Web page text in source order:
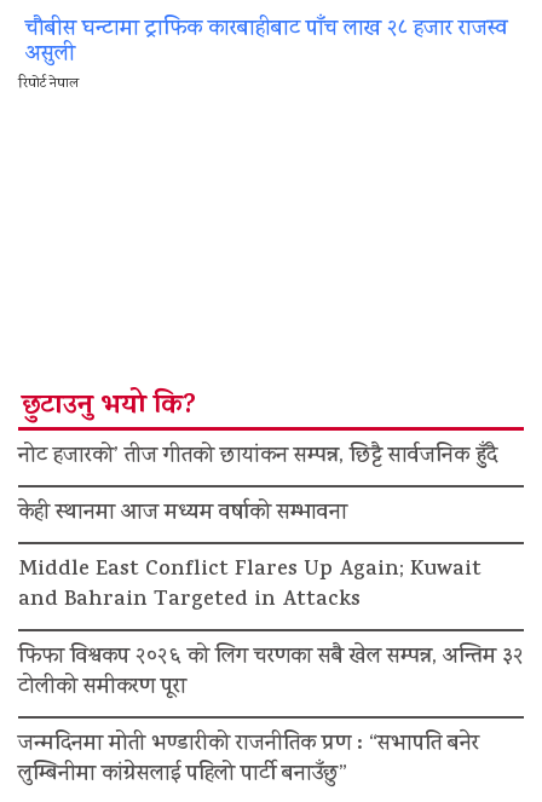
चौबीस घन्टामा ट्राफिक कारबाहीबाट पाँच लाख २८ हजार राजस्व
असुली
रिपोर्ट नेपाल
छुटाउनु भयो कि?
नोट हजारको’ तीज गीतको छायांकन सम्पन्न, छिट्टै सार्वजनिक हुँदै
केही स्थानमा आज मध्यम वर्षाको सम्भावना
Middle East Conflict Flares Up Again; Kuwait
and Bahrain Targeted in Attacks
फिफा विश्वकप २०२६ को लिग चरणका सबै खेल सम्पन्न, अन्तिम ३२
टोलीको समीकरण पूरा
जन्मदिनमा मोती भण्डारीको राजनीतिक प्रण : “सभापति बनेर
लुम्बिनीमा कांग्रेसलाई पहिलो पार्टी बनाउँछु”